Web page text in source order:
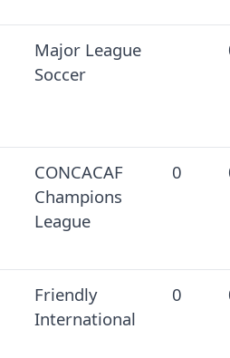
Major League
Soccer
CONCACAF
Champions
League
0
Friendly
International
0